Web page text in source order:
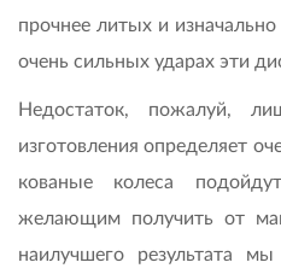
прочнее литых и
очень сильных ударах эти
Недостаток, пожалуй,
изготовления определяет
кованые колеса
желающим получить от
наилучшего результата